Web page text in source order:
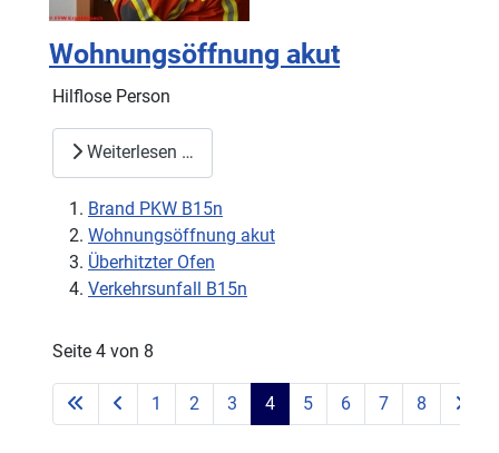
Wohnungsöffnung akut
Hilflose Person
Weiterlesen …
Brand PKW B15n
Wohnungsöffnung akut
Überhitzter Ofen
Verkehrsunfall B15n
Seite 4 von 8
1 2 3 4 5 6 7 8